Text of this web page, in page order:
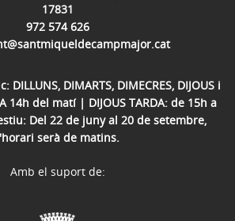
17831
972 574 626
DIMARTS, DIMECRES, DIJOUS i
14h del matí | DIJOUS TARDA: de 15h a
Del 22 de juny al 20 de setembre,
serà de matins.
Amb el suport de: